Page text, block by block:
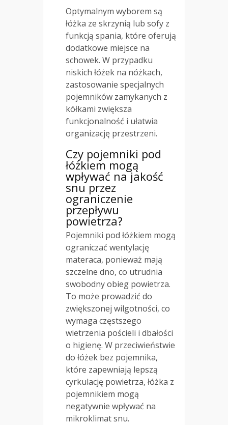
Optymalnym wyborem są
łóżka ze skrzynią lub sofy z
funkcją spania, które oferują
dodatkowe miejsce na
schowek. W przypadku
niskich łóżek na nóżkach,
zastosowanie specjalnych
pojemników zamykanych z
kółkami zwiększa
funkcjonalność i ułatwia
organizację przestrzeni.
Czy pojemniki pod
łóżkiem mogą
wpływać na jakość
snu przez
ograniczenie
przepływu
powietrza?
Pojemniki pod łóżkiem mogą
ograniczać wentylację
materaca, ponieważ mają
szczelne dno, co utrudnia
swobodny obieg powietrza.
To może prowadzić do
zwiększonej wilgotności, co
wymaga częstszego
wietrzenia pościeli i dbałości
o higienę. W przeciwieństwie
do łóżek bez pojemnika,
które zapewniają lepszą
cyrkulację powietrza, łóżka z
pojemnikiem mogą
negatywnie wpływać na
mikroklimat snu.